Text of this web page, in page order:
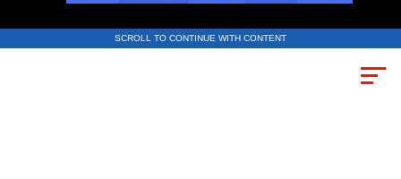
SCROLL TO CONTINUE WITH CONTENT